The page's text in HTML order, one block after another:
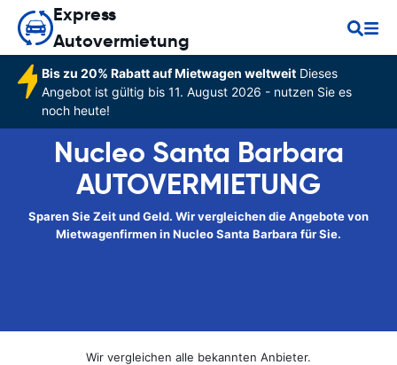
Express
Autovermietung
Bis zu 20% Rabatt auf Mietwagen weltweitDieses
Angebot ist gültig bis 11. August 2026 - nutzen Sie es
noch heute!
Nucleo Santa Barbara
AUTOVERMIETUNG
Sparen Sie Zeit und Geld. Wir vergleichen die Angebote von
Mietwagenfirmen in Nucleo Santa Barbara für Sie.
Wir vergleichen alle bekannten Anbieter.